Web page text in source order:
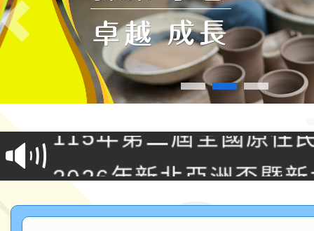
Previous
轉知桃園市政府交通局
桃「我的減碳存摺2.0
案，詳如說明，請參閱
2026年新北亞洲盃暨
鐵人三項錦標賽
桃園市115學年度學生